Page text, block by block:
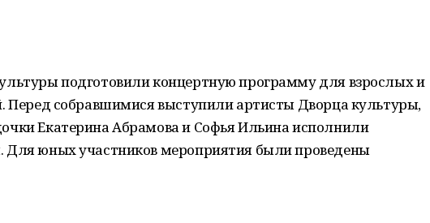
подготовили концертную программу для взрослых и
Перед собравшимися выступили артисты Дворца культуры,
Екатерина Абрамова и Софья Ильина исполнили
Для юных участников мероприятия были проведены